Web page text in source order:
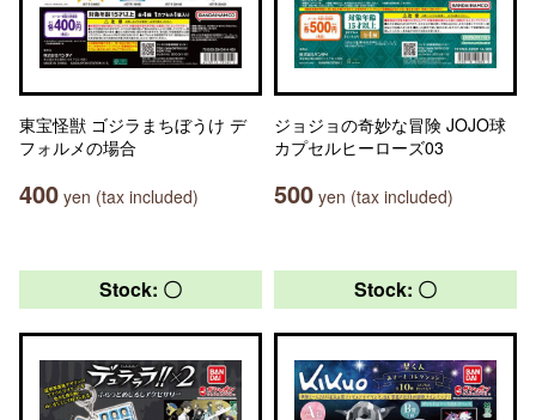
東宝怪獣 ゴジラまちぼうけ デ
フォルメの場合
400 yen (tax included)
ジョジョの奇妙な冒険 JOJO球
カプセルヒーローズ03
500 yen (tax included)
Stock: 〇 Stock: 〇